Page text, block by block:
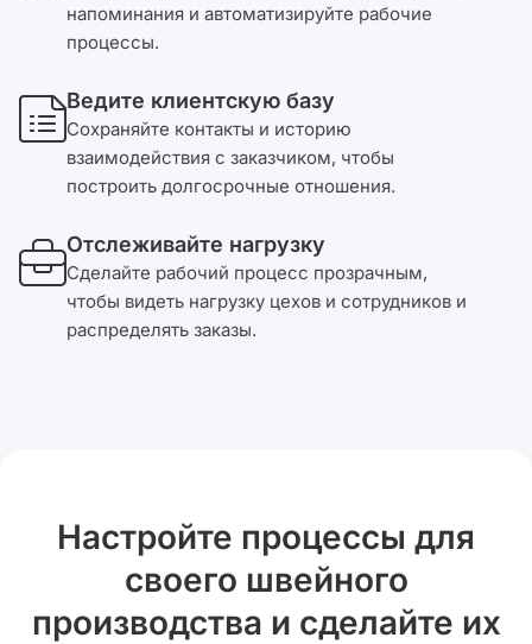
напоминания и автоматизируйте рабочие
процессы.
Ведите клиентскую базу
Сохраняйте контакты и историю
взаимодействия с заказчиком, чтобы
построить долгосрочные отношения.
Отслеживайте нагрузку
Сделайте рабочий процесс прозрачным,
чтобы видеть нагрузку цехов и сотрудников и
распределять заказы.
Настройте процессы для
своего швейного
производства и сделайте их